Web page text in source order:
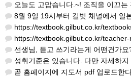
오늘도 고맙습니다.~! 조직을 이끄는 것이 얼마나 어려운 일일까요?
8월 9일 19시부터 길벗 채널에서 일본어 회화 관련 연수를 저작 직
https://textbook.gilbut.co.kr/
https://textbook.gilbut.co.kr/teacher-
선생님, 듣고 쓰기라는게 어떤건가요? 예상문장 20~30개 중 몇개를 틀
성취기준은 있습니다. 다만 자세하지 않아서 교과서 내용에 맞게 좀 더
곧 홈페이지에 지도서 pdf 업로드한다고 합니다. 이번 주나 다음